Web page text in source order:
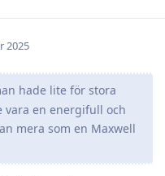
2025
hade lite för stora
en energifull och
mera som en Maxwell